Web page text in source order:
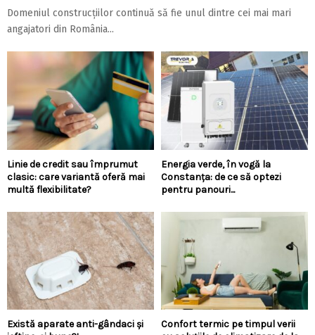
Domeniul construcțiilor continuă să fie unul dintre cei mai mari
angajatori din România...
Linie de credit sau împrumut
clasic: care variantă oferă mai
multă flexibilitate?
Energia verde, în vogă la
Constanța: de ce să optezi
pentru panouri...
Există aparate anti-gândaci și
Confort termic pe timpul verii